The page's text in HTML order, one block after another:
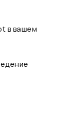
в вашем